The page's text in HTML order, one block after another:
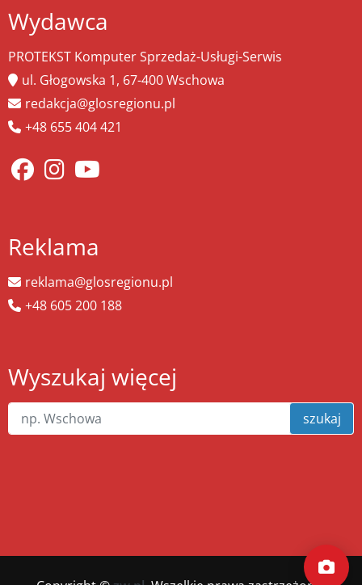
Wydawca
PROTEKST Komputer Sprzedaż-Usługi-Serwis
ul. Głogowska 1, 67-400 Wschowa
redakcja@glosregionu.pl
+48 655 404 421
Reklama
reklama@glosregionu.pl
+48 605 200 188
Wyszukaj więcej
szukaj